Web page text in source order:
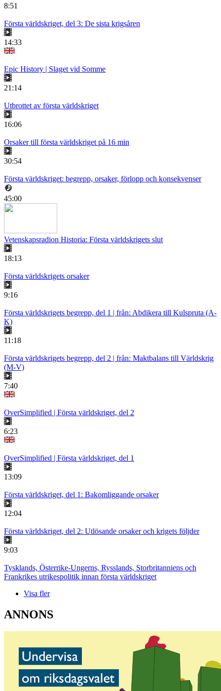
8:51
Första världskriget, del 3: De sista krigsåren
14:33
Epic History | Slaget vid Somme
21:14
Utbrottet av första världskriget
16:06
Orsaker till första världskriget på 16 min
30:54
Första världskriget: begrepp, orsaker, förlopp och konsekvenser
45:00
Vetenskapsradion Historia: Första världskrigets slut
18:13
Första världskrigets orsaker
9:16
Första världskrigets begrepp, del 1 | från: Abdikera till Kulspruta (A-
K)
11:18
Första världskrigets begrepp, del 2 | från: Maktbalans till Världskrig
(M-V)
7:40
OverSimplified | Första världskriget, del 2
6:23
OverSimplified | Första världskriget, del 1
13:09
Första världskriget, del 1: Bakomliggande orsaker
12:04
Första världskriget, del 2: Utlösande orsaker och krigets följder
9:03
Tysklands, Österrike-Ungerns, Rysslands, Storbritanniens och
Frankrikes utrikespolitik innan första världskriget
Visa fler
ANNONS